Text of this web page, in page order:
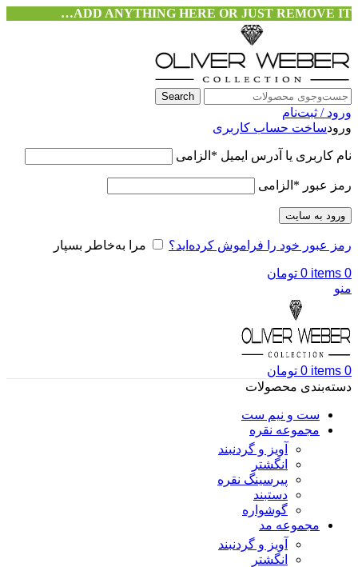
ADD ANYTHING HERE OR JUST REMOVE IT…
Search
ورود / ثبت‌نام
ورودساخت حساب کاربری
نام کاربری یا آدرس ایمیل * الزامی
رمز عبور * الزامی
ورود به سایت
رمز عبور خود را فراموش کرده‌اید؟ مرا به‌خاطر بسپار
0
items
0 تومان
منو
0
items
0 تومان
دسته‌بندی محصولات
ست و نیم ست
مجموعه نقره
آویز و گردنبند
انگشتر
پیرسینگ نقره
دستبند
گوشواره
مجموعه مد
آویز و گردنبند
انگشتر